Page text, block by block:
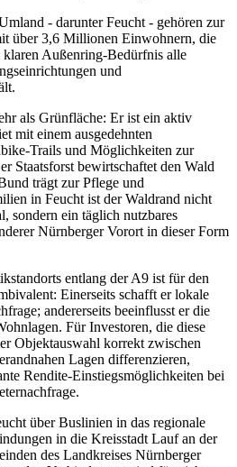
- darunter Feucht - gehören zur
über 3,6 Millionen Einwohnern, die
Außenring-Bedürfnis alle
und
als Grünfläche: Er ist ein aktiv
mit einem ausgedehnten
Trails und Möglichkeiten zur
Staatsforst bewirtschaftet den Wald
trägt zur Pflege und
in Feucht ist der Waldrand nicht
sondern ein täglich nutzbares
Nürnberger Vorort in dieser Form
entlang der A9 ist für den
Einerseits schafft er lokale
andererseits beeinflusst er die
Für Investoren, die diese
Objektauswahl korrekt zwischen
Lagen differenzieren,
Rendite-Einstiegsmöglichkeiten bei
über Buslinien in das regionale
in die Kreisstadt Lauf an der
des Landkreises Nürnberger